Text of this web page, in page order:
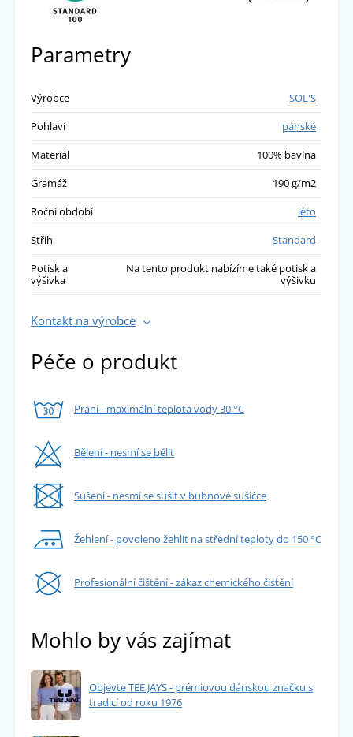
Parametry
Výrobce
SOL'S
Pohlaví
pánské
Materiál
100% bavlna
Gramáž
190 g/m2
Roční období
léto
Střih
Standard
Potisk a
výšivka
Na tento produkt nabízíme také potisk a
výšivku
Kontakt na výrobce
Péče o produkt
Praní - maximální teplota vody 30 °C
Bělení - nesmí se bělit
Sušení - nesmí se sušit v bubnové sušičce
Žehlení - povoleno žehlit na střední teploty do 150 °C
Profesionální čištění - zákaz chemického čistění
Mohlo by vás zajímat
Objevte TEE JAYS - prémiovou dánskou značku s
tradicí od roku 1976